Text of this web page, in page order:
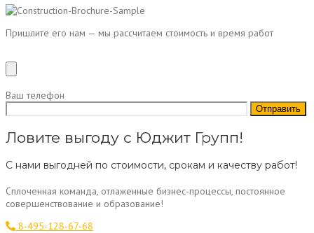
Пришлите его нам — мы рассчитаем стоимость и время работ
Ваш телефон
Ловите выгоду с Юджит Групп!
С нами выгодней по стоимости, срокам и качеству работ!
Сплоченная команда, отлаженные бизнес-процессы, постоянное
совершенствование и образование!
8-495-128-67-68